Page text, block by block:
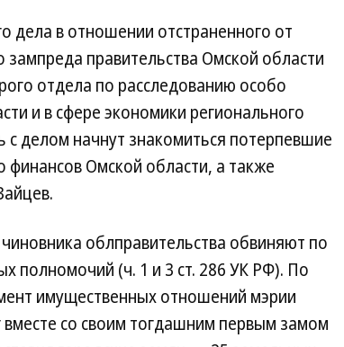
дела в отношении отстраненного от
правительства Омской области
отдела по расследованию особо
и в сфере экономики регионального
делом начнут знакомиться потерпевшие
Омской области, а также
облправительства обвиняют по
полномочий (ч. 1 и 3 ст. 286 УК РФ). По
имущественных отношений мэрии
со своим тогдашним первым замом